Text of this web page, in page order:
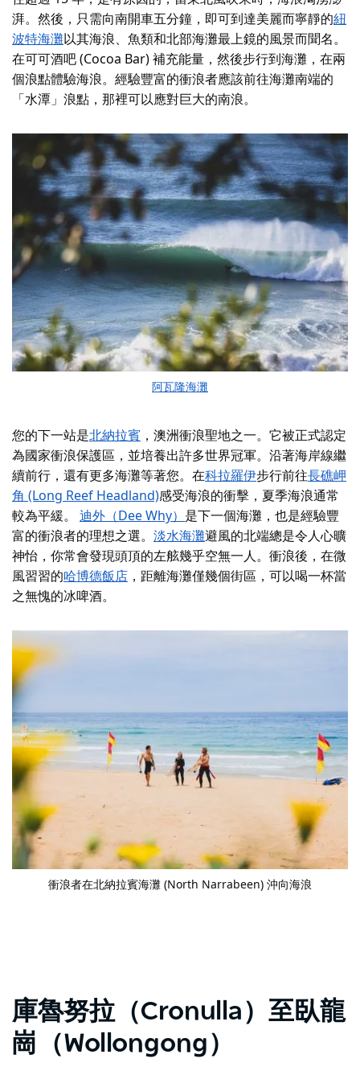
湃。然後，只需向南開車五分鐘，即可到達美麗而寧靜的紐
波特海灘以其海浪、魚類和北部海灘最上鏡的風景而聞名。
在可可酒吧 (Cocoa Bar) 補充能量，然後步行到海灘，在兩
個浪點體驗海浪。經驗豐富的衝浪者應該前往海灘南端的
「水潭」浪點，那裡可以應對巨大的南浪。
阿瓦隆海灘
您的下一站是北納拉賓 ，澳洲衝浪聖地之一。它被正式認定
為國家衝浪保護區，並培養出許多世界冠軍。沿著海岸線繼
續前行，還有更多海灘等著您。在科拉羅伊步行前往長礁岬
角 (Long Reef Headland)感受海浪的衝擊，夏季海浪通常
較為平緩。 迪外（Dee Why） 是下一個海灘，也是經驗豐
富的衝浪者的理想之選。 淡水海灘避風的北端總是令人心曠
神怡，你常會發現頭頂的左舷幾乎空無一人。衝浪後，在微
風習習的哈博德飯店 ，距離海灘僅幾個街區，可以喝一杯當
之無愧的冰啤酒。
衝浪者在北納拉賓海灘 (North Narrabeen) 沖向海浪
庫魯努拉（Cronulla）至臥龍
崗（Wollongong）